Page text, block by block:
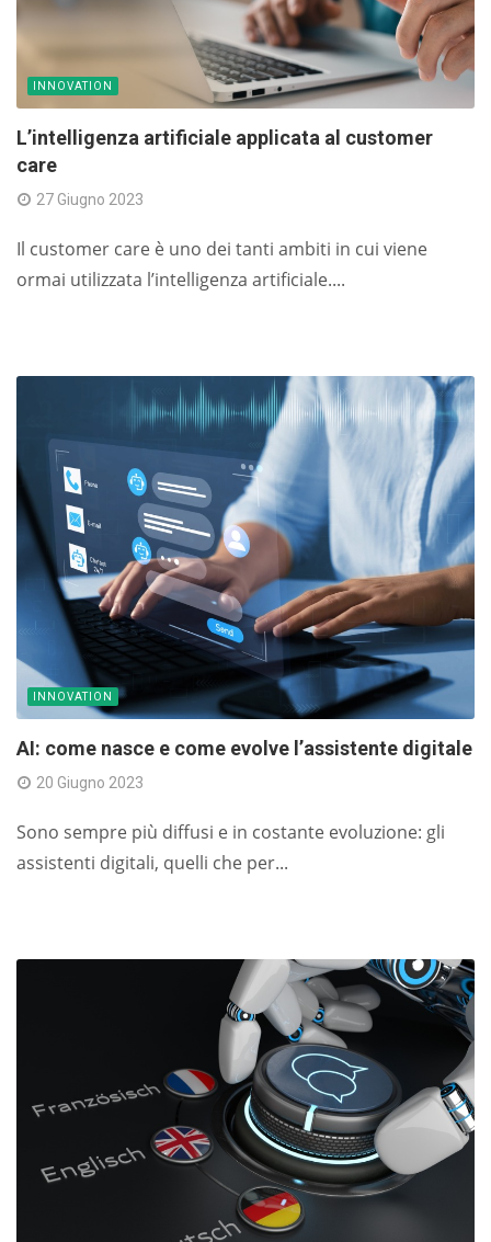
INNOVATION
L’intelligenza artificiale applicata al customer
care
27 Giugno 2023
Il customer care è uno dei tanti ambiti in cui viene
ormai utilizzata l’intelligenza artificiale....
INNOVATION
AI: come nasce e come evolve l’assistente digitale
20 Giugno 2023
Sono sempre più diffusi e in costante evoluzione: gli
assistenti digitali, quelli che per...